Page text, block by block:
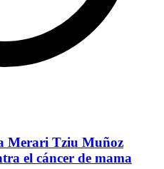
Merari Tziu Muñoz
el cáncer de mama